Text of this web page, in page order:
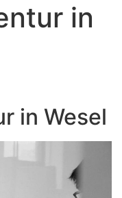
in
in Wesel